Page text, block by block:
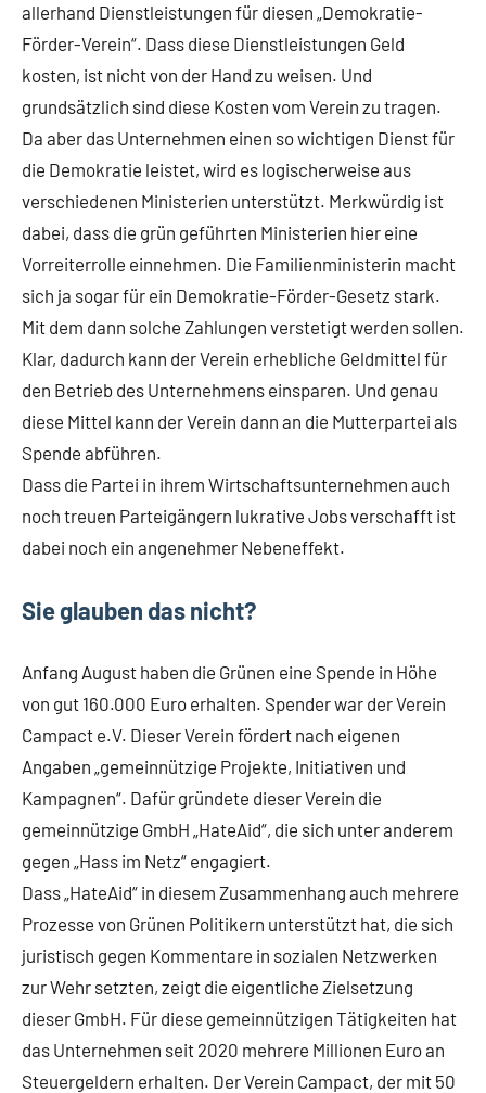
allerhand Dienstleistungen für diesen „Demokratie-
Förder-Verein“. Dass diese Dienstleistungen Geld
kosten, ist nicht von der Hand zu weisen. Und
grundsätzlich sind diese Kosten vom Verein zu tragen.
Da aber das Unternehmen einen so wichtigen Dienst für
die Demokratie leistet, wird es logischerweise aus
verschiedenen Ministerien unterstützt. Merkwürdig ist
dabei, dass die grün geführten Ministerien hier eine
Vorreiterrolle einnehmen. Die Familienministerin macht
sich ja sogar für ein Demokratie-Förder-Gesetz stark.
Mit dem dann solche Zahlungen verstetigt werden sollen.
Klar, dadurch kann der Verein erhebliche Geldmittel für
den Betrieb des Unternehmens einsparen. Und genau
diese Mittel kann der Verein dann an die Mutterpartei als
Spende abführen.
Dass die Partei in ihrem Wirtschaftsunternehmen auch
noch treuen Parteigängern lukrative Jobs verschafft ist
dabei noch ein angenehmer Nebeneffekt.
Sie glauben das nicht?
Anfang August haben die Grünen eine Spende in Höhe
von gut 160.000 Euro erhalten. Spender war der Verein
Campact e.V. Dieser Verein fördert nach eigenen
Angaben „gemeinnützige Projekte, Initiativen und
Kampagnen“. Dafür gründete dieser Verein die
gemeinnützige GmbH „HateAid“, die sich unter anderem
gegen „Hass im Netz“ engagiert.
Dass „HateAid“ in diesem Zusammenhang auch mehrere
Prozesse von Grünen Politikern unterstützt hat, die sich
juristisch gegen Kommentare in sozialen Netzwerken
zur Wehr setzten, zeigt die eigentliche Zielsetzung
dieser GmbH. Für diese gemeinnützigen Tätigkeiten hat
das Unternehmen seit 2020 mehrere Millionen Euro an
Steuergeldern erhalten. Der Verein Campact, der mit 50